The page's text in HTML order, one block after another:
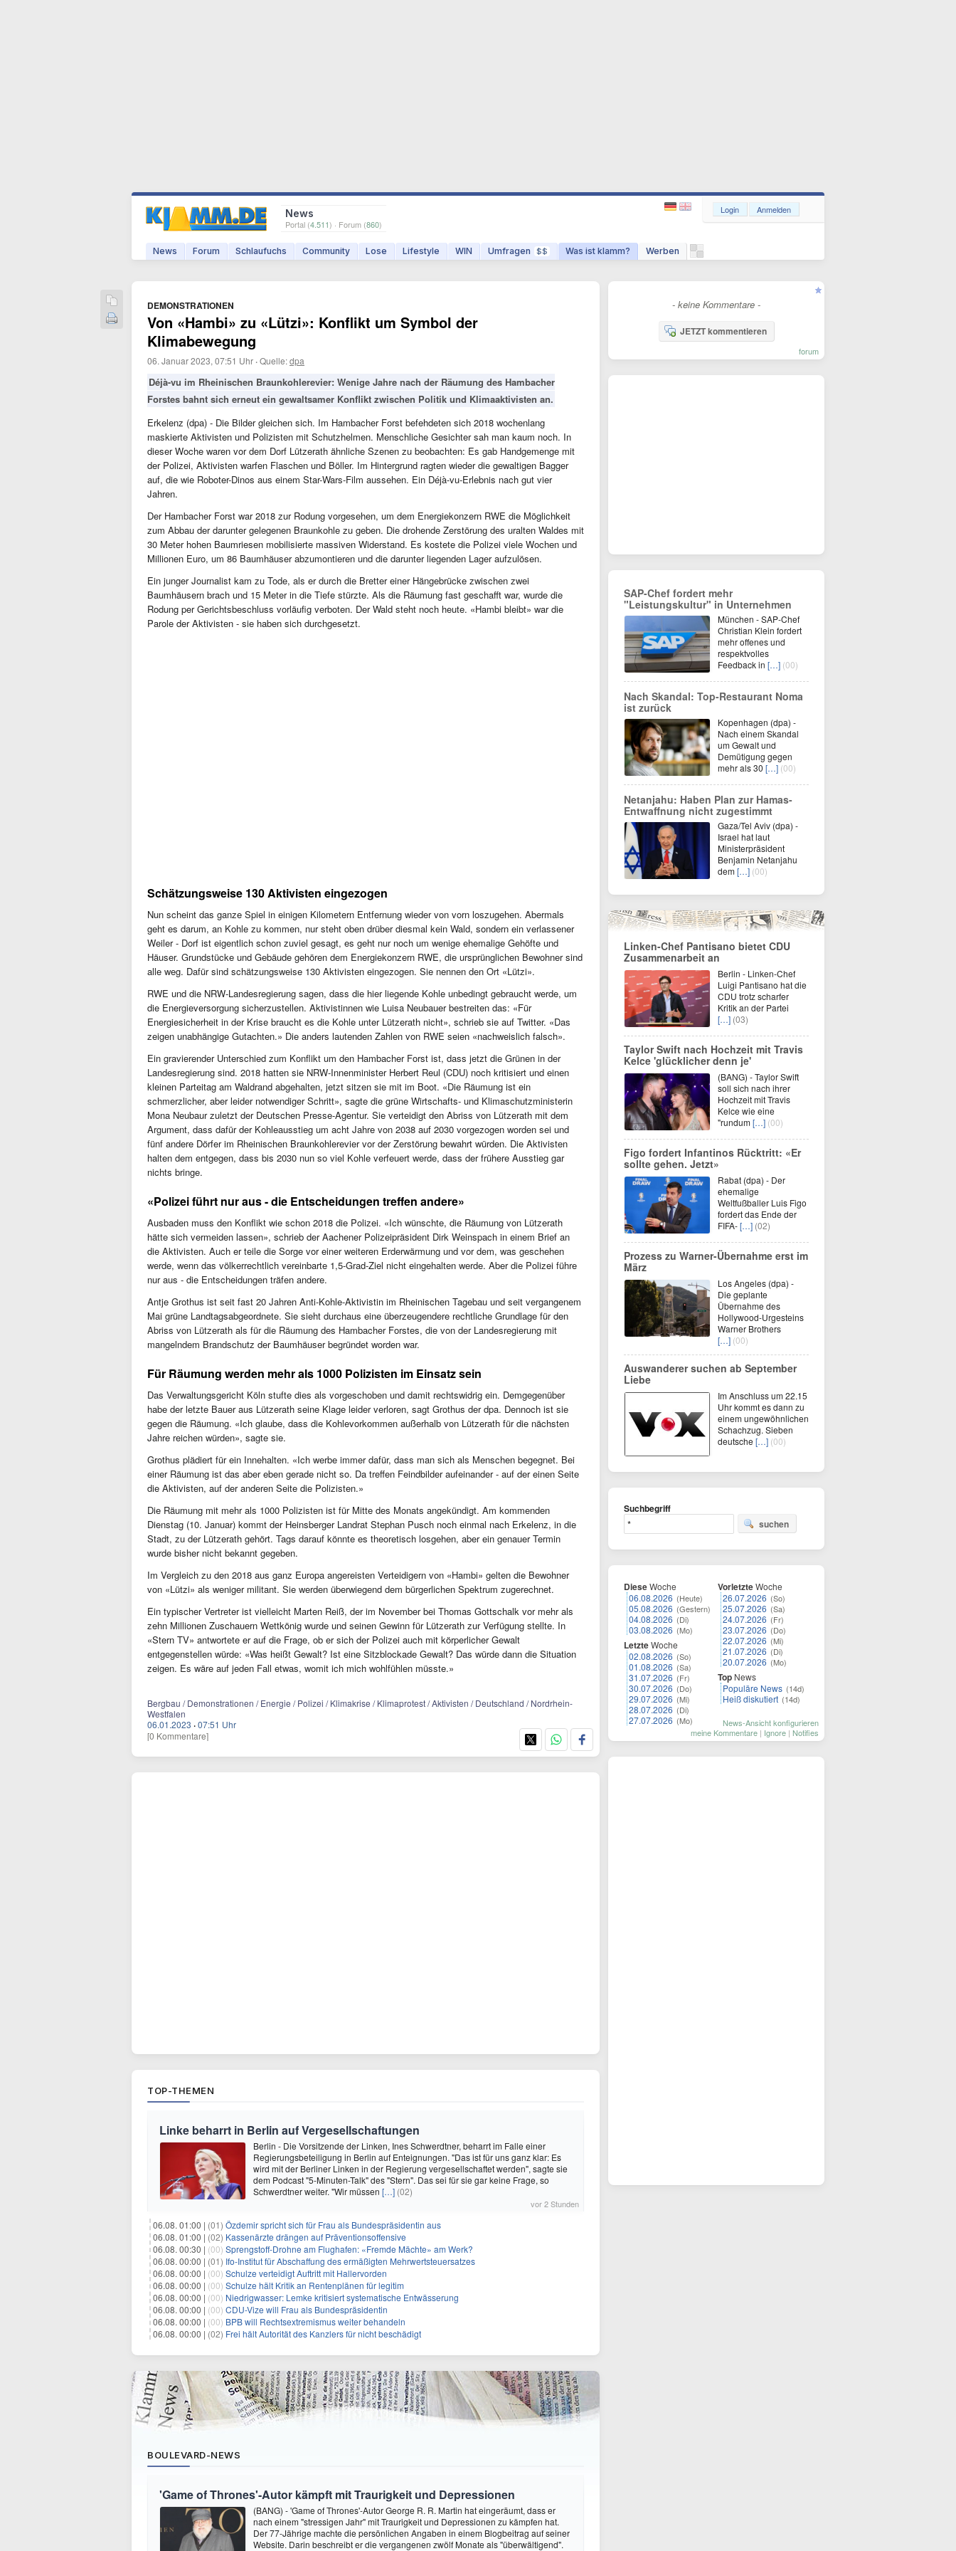
News
Portal (4.511) · Forum (860)
News Forum Schlaufuchs Community Lose Lifestyle WIN Umfragen $$ Was ist klamm? Werben
Login Anmelden
DEMONSTRATIONEN
Von «Hambi» zu «Lützi»: Konflikt um Symbol der
Klimabewegung
06. Januar 2023, 07:51 Uhr ·Quelle:dpa
Déjà-vu im Rheinischen Braunkohlerevier: Wenige Jahre nach der Räumung des Hambacher
Forstes bahnt sich erneut ein gewaltsamer Konflikt zwischen Politik und Klimaaktivisten an.
Erkelenz (dpa) - Die Bilder gleichen sich. Im Hambacher Forst befehdeten sich 2018 wochenlang
maskierte Aktivisten und Polizisten mit Schutzhelmen. Menschliche Gesichter sah man kaum noch. In
dieser Woche waren vor dem Dorf Lützerath ähnliche Szenen zu beobachten: Es gab Handgemenge mit
der Polizei, Aktivisten warfen Flaschen und Böller. Im Hintergrund ragten wieder die gewaltigen Bagger
auf, die wie Roboter-Dinos aus einem Star-Wars-Film aussehen. Ein Déjà-vu-Erlebnis nach gut vier
Jahren.
Der Hambacher Forst war 2018 zur Rodung vorgesehen, um dem Energiekonzern RWE die Möglichkeit
zum Abbau der darunter gelegenen Braunkohle zu geben. Die drohende Zerstörung des uralten Waldes mit
30 Meter hohen Baumriesen mobilisierte massiven Widerstand. Es kostete die Polizei viele Wochen und
Millionen Euro, um 86 Baumhäuser abzumontieren und die darunter liegenden Lager aufzulösen.
Ein junger Journalist kam zu Tode, als er durch die Bretter einer Hängebrücke zwischen zwei
Baumhäusern brach und 15 Meter in die Tiefe stürzte. Als die Räumung fast geschafft war, wurde die
Rodung per Gerichtsbeschluss vorläufig verboten. Der Wald steht noch heute. «Hambi bleibt» war die
Parole der Aktivisten - sie haben sich durchgesetzt.
Schätzungsweise 130 Aktivisten eingezogen
Nun scheint das ganze Spiel in einigen Kilometern Entfernung wieder von vorn loszugehen. Abermals
geht es darum, an Kohle zu kommen, nur steht oben drüber diesmal kein Wald, sondern ein verlassener
Weiler - Dorf ist eigentlich schon zuviel gesagt, es geht nur noch um wenige ehemalige Gehöfte und
Häuser. Grundstücke und Gebäude gehören dem Energiekonzern RWE, die ursprünglichen Bewohner sind
alle weg. Dafür sind schätzungsweise 130 Aktivisten eingezogen. Sie nennen den Ort «Lützi».
RWE und die NRW-Landesregierung sagen, dass die hier liegende Kohle unbedingt gebraucht werde, um
die Energieversorgung sicherzustellen. Aktivistinnen wie Luisa Neubauer bestreiten das: «Für
Energiesicherheit in der Krise braucht es die Kohle unter Lützerath nicht», schrieb sie auf Twitter. «Das
zeigen unabhängige Gutachten.» Die anders lautenden Zahlen von RWE seien «nachweislich falsch».
Ein gravierender Unterschied zum Konflikt um den Hambacher Forst ist, dass jetzt die Grünen in der
Landesregierung sind. 2018 hatten sie NRW-Innenminister Herbert Reul (CDU) noch kritisiert und einen
kleinen Parteitag am Waldrand abgehalten, jetzt sitzen sie mit im Boot. «Die Räumung ist ein
schmerzlicher, aber leider notwendiger Schritt», sagte die grüne Wirtschafts- und Klimaschutzministerin
Mona Neubaur zuletzt der Deutschen Presse-Agentur. Sie verteidigt den Abriss von Lützerath mit dem
Argument, dass dafür der Kohleausstieg um acht Jahre von 2038 auf 2030 vorgezogen worden sei und
fünf andere Dörfer im Rheinischen Braunkohlerevier vor der Zerstörung bewahrt würden. Die Aktivisten
halten dem entgegen, dass bis 2030 nun so viel Kohle verfeuert werde, dass der frühere Ausstieg gar
nichts bringe.
«Polizei führt nur aus - die Entscheidungen treffen andere»
Ausbaden muss den Konflikt wie schon 2018 die Polizei. «Ich wünschte, die Räumung von Lützerath
hätte sich vermeiden lassen», schrieb der Aachener Polizeipräsident Dirk Weinspach in einem Brief an
die Aktivisten. Auch er teile die Sorge vor einer weiteren Erderwärmung und vor dem, was geschehen
werde, wenn das völkerrechtlich vereinbarte 1,5-Grad-Ziel nicht eingehalten werde. Aber die Polizei führe
nur aus - die Entscheidungen träfen andere.
Antje Grothus ist seit fast 20 Jahren Anti-Kohle-Aktivistin im Rheinischen Tagebau und seit vergangenem
Mai grüne Landtagsabgeordnete. Sie sieht durchaus eine überzeugendere rechtliche Grundlage für den
Abriss von Lützerath als für die Räumung des Hambacher Forstes, die von der Landesregierung mit
mangelndem Brandschutz der Baumhäuser begründet worden war.
Für Räumung werden mehr als 1000 Polizisten im Einsatz sein
Das Verwaltungsgericht Köln stufte dies als vorgeschoben und damit rechtswidrig ein. Demgegenüber
habe der letzte Bauer aus Lützerath seine Klage leider verloren, sagt Grothus der dpa. Dennoch ist sie
gegen die Räumung. «Ich glaube, dass die Kohlevorkommen außerhalb von Lützerath für die nächsten
Jahre reichen würden», sagte sie.
Grothus plädiert für ein Innehalten. «Ich werbe immer dafür, dass man sich als Menschen begegnet. Bei
einer Räumung ist das aber eben gerade nicht so. Da treffen Feindbilder aufeinander - auf der einen Seite
die Aktivisten, auf der anderen Seite die Polizisten.»
Die Räumung mit mehr als 1000 Polizisten ist für Mitte des Monats angekündigt. Am kommenden
Dienstag (10. Januar) kommt der Heinsberger Landrat Stephan Pusch noch einmal nach Erkelenz, in die
Stadt, zu der Lützerath gehört. Tags darauf könnte es theoretisch losgehen, aber ein genauer Termin
wurde bisher nicht bekannt gegeben.
Im Vergleich zu den 2018 aus ganz Europa angereisten Verteidigern von «Hambi» gelten die Bewohner
von «Lützi» als weniger militant. Sie werden überwiegend dem bürgerlichen Spektrum zugerechnet.
Ein typischer Vertreter ist vielleicht Marten Reiß, der im November bei Thomas Gottschalk vor mehr als
zehn Millionen Zuschauern Wettkönig wurde und seinen Gewinn für Lützerath zur Verfügung stellte. In
«Stern TV» antwortete er auf die Frage, ob er sich der Polizei auch mit körperlicher Gewalt
entgegenstellen würde: «Was heißt Gewalt? Ist eine Sitzblockade Gewalt? Das würde dann die Situation
zeigen. Es wäre auf jeden Fall etwas, womit ich mich wohlfühlen müsste.»
Bergbau / Demonstrationen / Energie / Polizei / Klimakrise / Klimaprotest / Aktivisten / Deutschland / Nordrhein-
Westfalen
06.01.2023 ·07:51 Uhr
[0 Kommentare]
TOP-THEMEN
Linke beharrt in Berlin auf Vergesellschaftungen
Berlin - Die Vorsitzende der Linken, Ines Schwerdtner, beharrt im Falle einer
Regierungsbeteiligung in Berlin auf Enteignungen. "Das ist für uns ganz klar: Es
wird mit der Berliner Linken in der Regierung vergesellschaftet werden", sagte sie
dem Podcast "5-Minuten-Talk" des "Stern". Das sei für sie gar keine Frage, so
Schwerdtner weiter. "Wir müssen […] (02)
vor 2 Stunden
06.08. 01:00 | (01) Özdemir spricht sich für Frau als Bundespräsidentin aus
06.08. 01:00 | (02) Kassenärzte drängen auf Präventionsoffensive
06.08. 00:30 | (00) Sprengstoff-Drohne am Flughafen: «Fremde Mächte» am Werk?
06.08. 00:00 | (01) Ifo-Institut für Abschaffung des ermäßigten Mehrwertsteuersatzes
06.08. 00:00 | (00) Schulze verteidigt Auftritt mit Hallervorden
06.08. 00:00 | (00) Schulze hält Kritik an Rentenplänen für legitim
06.08. 00:00 | (00) Niedrigwasser: Lemke kritisiert systematische Entwässerung
06.08. 00:00 | (00) CDU-Vize will Frau als Bundespräsidentin
06.08. 00:00 | (00) BPB will Rechtsextremismus weiter behandeln
06.08. 00:00 | (02) Frei hält Autorität des Kanzlers für nicht beschädigt
BOULEVARD-NEWS
'Game of Thrones'-Autor kämpft mit Traurigkeit und Depressionen
(BANG) - 'Game of Thrones'-Autor George R. R. Martin hat eingeräumt, dass er
nach einem "stressigen Jahr" mit Traurigkeit und Depressionen zu kämpfen hat.
Der 77-Jährige machte die persönlichen Angaben in einem Blogbeitrag auf seiner
Website. Darin beschreibt er die vergangenen zwölf Monate als "überwältigend".
- keine Kommentare -
JETZT kommentieren
forum
SAP-Chef fordert mehr
"Leistungskultur" in Unternehmen
München - SAP-Chef
Christian Klein fordert
mehr offenes und
respektvolles
Feedback in […] (00)
Nach Skandal: Top-Restaurant Noma
ist zurück
Kopenhagen (dpa) -
Nach einem Skandal
um Gewalt und
Demütigung gegen
mehr als 30 […] (00)
Netanjahu: Haben Plan zur Hamas-
Entwaffnung nicht zugestimmt
Gaza/Tel Aviv (dpa) -
Israel hat laut
Ministerpräsident
Benjamin Netanjahu
dem[…] (00)
Linken-Chef Pantisano bietet CDU
Zusammenarbeit an
Berlin - Linken-Chef
Luigi Pantisano hat die
CDU trotz scharfer
Kritik an der Partei
[…] (03)
Taylor Swift nach Hochzeit mit Travis
Kelce 'glücklicher denn je'
(BANG) - Taylor Swift
soll sich nach ihrer
Hochzeit mit Travis
Kelce wie eine
"rundum[…] (00)
Figo fordert Infantinos Rücktritt: «Er
sollte gehen. Jetzt»
Rabat (dpa) - Der
ehemalige
Weltfußballer Luis Figo
fordert das Ende der
FIFA-[…] (02)
Prozess zu Warner-Übernahme erst im
März
Los Angeles (dpa) -
Die geplante
Übernahme des
Hollywood-Urgesteins
Warner Brothers
[…] (00)
Auswanderer suchen ab September
Liebe
Im Anschluss um 22.15
Uhr kommt es dann zu
einem ungewöhnlichen
Schachzug. Sieben
deutsche […] (00)
Suchbegriff
suchen
DieseWoche
06.08.2026 (Heute)
05.08.2026 (Gestern)
04.08.2026 (Di)
03.08.2026 (Mo)
LetzteWoche
02.08.2026 (So)
01.08.2026 (Sa)
31.07.2026 (Fr)
30.07.2026 (Do)
29.07.2026 (Mi)
28.07.2026 (Di)
27.07.2026 (Mo)
VorletzteWoche
26.07.2026 (So)
25.07.2026 (Sa)
24.07.2026 (Fr)
23.07.2026 (Do)
22.07.2026 (Mi)
21.07.2026 (Di)
20.07.2026 (Mo)
Top News
Populäre News (14d)
Heiß diskutiert (14d)
News-Ansicht konfigurieren
meine Kommentare | Ignore | Notifies